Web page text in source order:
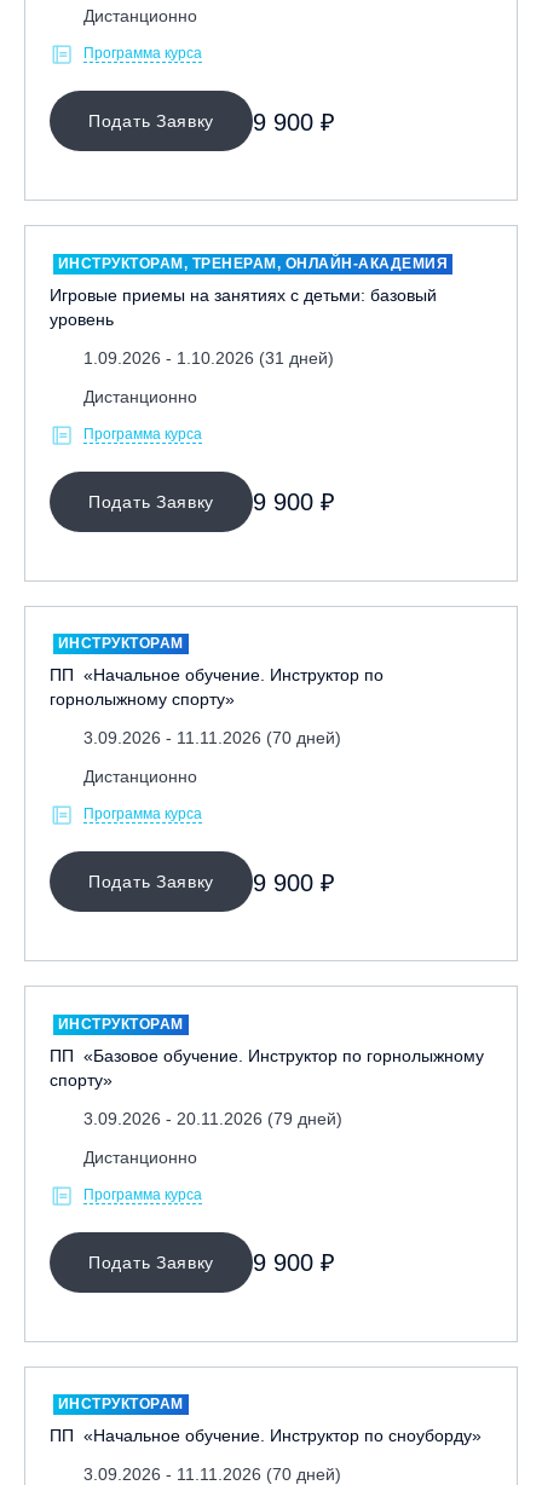
Дистанционно
Программа курса
Подать Заявку 9 900 ₽
ИНСТРУКТОРАМ, ТРЕНЕРАМ, ОНЛАЙН-АКАДЕМИЯ
Игровые приемы на занятиях с детьми: базовый
уровень
1.09.2026 - 1.10.2026 (31 дней)
Дистанционно
Программа курса
Подать Заявку 9 900 ₽
ИНСТРУКТОРАМ
ПП «Начальное обучение. Инструктор по
горнолыжному спорту»
3.09.2026 - 11.11.2026 (70 дней)
Дистанционно
Программа курса
Подать Заявку 9 900 ₽
ИНСТРУКТОРАМ
ПП «Базовое обучение. Инструктор по горнолыжному
спорту»
3.09.2026 - 20.11.2026 (79 дней)
Дистанционно
Программа курса
Подать Заявку 9 900 ₽
ИНСТРУКТОРАМ
ПП «Начальное обучение. Инструктор по сноуборду»
3.09.2026 - 11.11.2026 (70 дней)